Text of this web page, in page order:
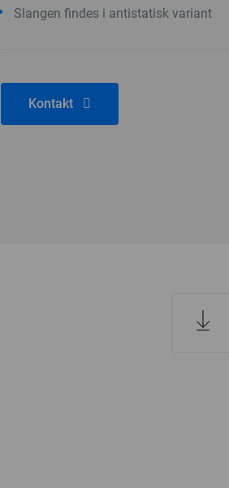
Slangen findes i antistatisk variant
Kontakt